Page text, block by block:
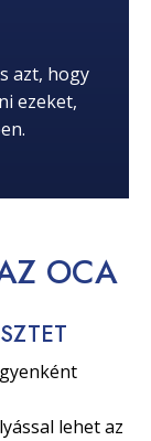
azt, hogy
ezeket,
OCA
lehet az